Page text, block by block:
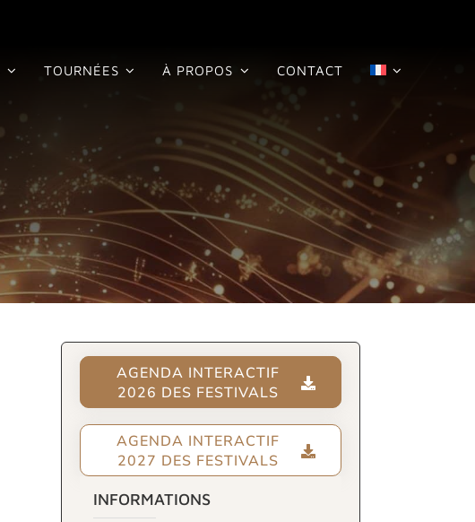
TOURNÉES À PROPOS CONTACT
AGENDA INTERACTIF
2026 DES FESTIVALS
AGENDA INTERACTIF
2027 DES FESTIVALS
INFORMATIONS